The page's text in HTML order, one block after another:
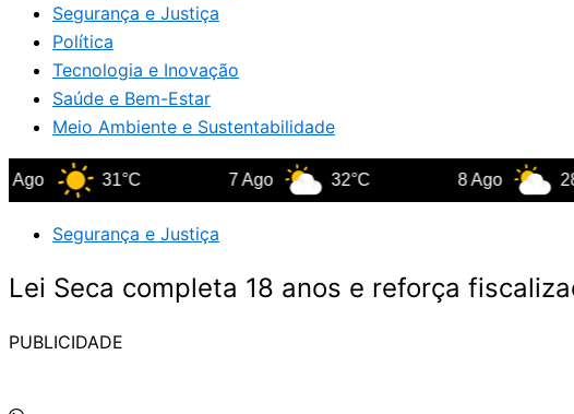
Segurança e Justiça
Política
Tecnologia e Inovação
Saúde e Bem-Estar
Meio Ambiente e Sustentabilidade
31°C 32°C 28°C
Segurança e Justiça
Lei Seca completa 18 anos e reforça
PUBLICIDADE